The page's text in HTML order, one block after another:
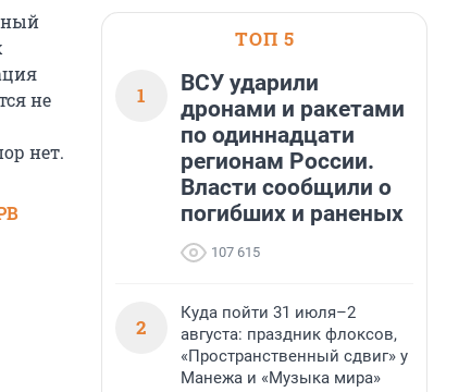
не
нет.
ТОП 5
1
ВСУ ударили
дронами и ракетами
по одиннадцати
регионам России.
Власти сообщили о
погибших и раненых
107 615
2
Куда пойти 31 июля–2
августа: праздник флоксов,
«Пространственный сдвиг» у
Манежа и «Музыка мира»